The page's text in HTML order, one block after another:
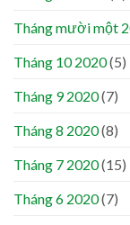
Tháng mười một
Tháng 10 2020(5)
Tháng 9 2020(7)
Tháng 8 2020(8)
Tháng 7 2020(15)
Tháng 6 2020(7)